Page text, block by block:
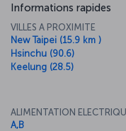
Informations rapides
VILLES A PROXIMITE
New Taipei (15.9 km )
Hsinchu (90.6)
Keelung (28.5)
ALIMENTATION
A,B